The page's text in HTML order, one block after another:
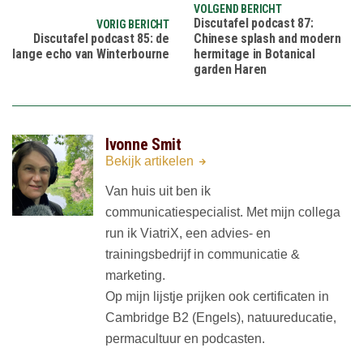
VORIG BERICHT
Discutafel podcast 85: de
lange echo van Winterbourne
VOLGEND BERICHT
Discutafel podcast 87:
Chinese splash and modern
hermitage in Botanical
garden Haren
Ivonne Smit
Bekijk artikelen
Van huis uit ben ik
communicatiespecialist. Met mijn collega
run ik ViatriX, een advies- en
trainingsbedrijf in communicatie &
marketing.
Op mijn lijstje prijken ook certificaten in
Cambridge B2 (Engels), natuureducatie,
permacultuur en podcasten.